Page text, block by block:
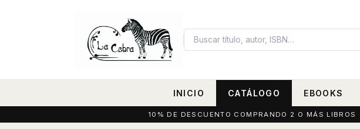
INICIO CATÁLOGO EBOOKS
10% DE DESCUENTO COMPRANDO 2 O MÁS